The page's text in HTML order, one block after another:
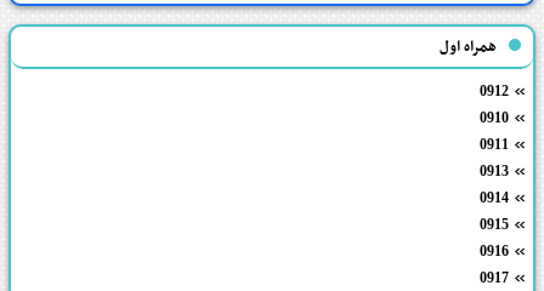
همراه اول
0912
0910
0911
0913
0914
0915
0916
0917